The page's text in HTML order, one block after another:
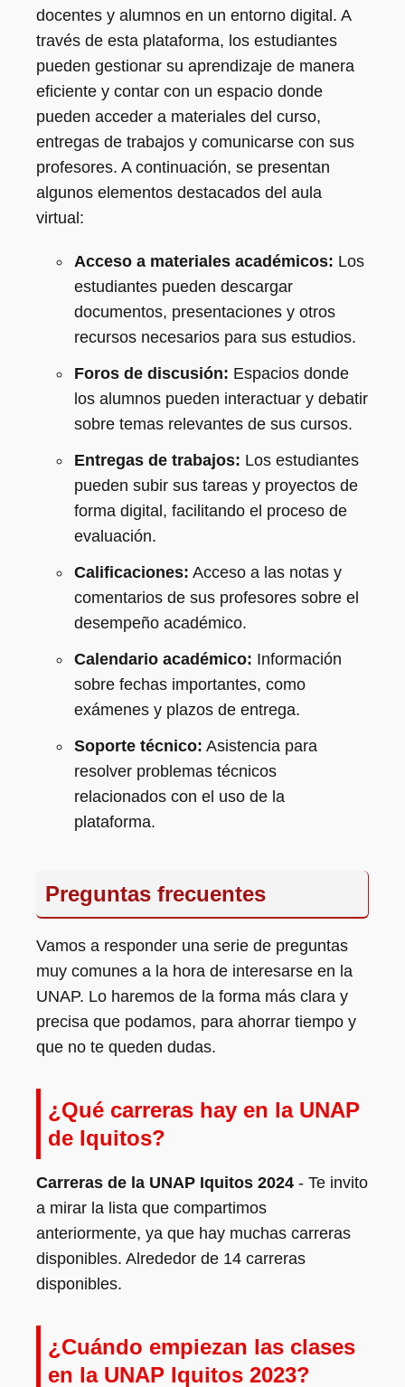
docentes y alumnos en un entorno digital. A
través de esta plataforma, los estudiantes
pueden gestionar su aprendizaje de manera
eficiente y contar con un espacio donde
pueden acceder a materiales del curso,
entregas de trabajos y comunicarse con sus
profesores. A continuación, se presentan
algunos elementos destacados del aula
virtual:
Acceso a materiales académicos: Los
estudiantes pueden descargar
documentos, presentaciones y otros
recursos necesarios para sus estudios.
Foros de discusión: Espacios donde
los alumnos pueden interactuar y debatir
sobre temas relevantes de sus cursos.
Entregas de trabajos: Los estudiantes
pueden subir sus tareas y proyectos de
forma digital, facilitando el proceso de
evaluación.
Calificaciones: Acceso a las notas y
comentarios de sus profesores sobre el
desempeño académico.
Calendario académico: Información
sobre fechas importantes, como
exámenes y plazos de entrega.
Soporte técnico: Asistencia para
resolver problemas técnicos
relacionados con el uso de la
plataforma.
Preguntas frecuentes
Vamos a responder una serie de preguntas
muy comunes a la hora de interesarse en la
UNAP. Lo haremos de la forma más clara y
precisa que podamos, para ahorrar tiempo y
que no te queden dudas.
¿Qué carreras hay en la UNAP
de Iquitos?
Carreras de la UNAP Iquitos 2024 - Te invito
a mirar la lista que compartimos
anteriormente, ya que hay muchas carreras
disponibles. Alrededor de 14 carreras
disponibles.
¿Cuándo empiezan las clases
en la UNAP Iquitos 2023?